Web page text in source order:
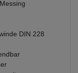
DIN 228